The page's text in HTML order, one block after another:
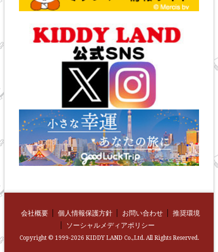
会社概要 個人情報保護方針 お問い合わせ
推奨環境
ソーシャルメディアポリシー
Copyright © 1999-2026 KIDDY LAND Co.,Ltd. All Rights Reserved.